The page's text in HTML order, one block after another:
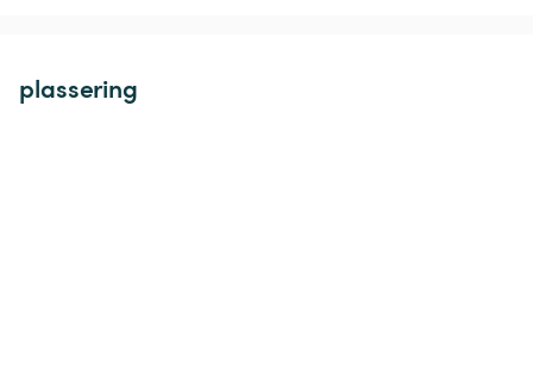
plassering